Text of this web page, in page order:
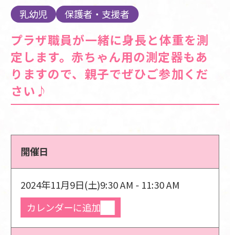
乳幼児 保護者・支援者
プラザ職員が一緒に身長と体重を測
定します。赤ちゃん用の測定器もあ
りますので、親子でぜひご参加くだ
さい♪
開催日
2024年11月9日(土)9:30 AM - 11:30 AM
カレンダーに追加